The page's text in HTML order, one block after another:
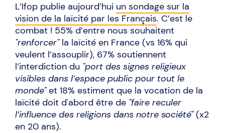
L’Ifop publie aujourd’hui un sondage sur la
vision de la laïcité par les Français. C’est le
combat ! 55% d’entre nous souhaitent
"renforcer"la laïcité en France (vs 16% qui
veulent l’assouplir), 67% soutiennent
l’interdiction du "port des signes religieux
visibles dans l’espace public pour tout le
monde"et 18% estiment que la vocation de la
laïcité doit d'abord être de "faire reculer
l’influence des religions dans notre société"(x2
en 20 ans).